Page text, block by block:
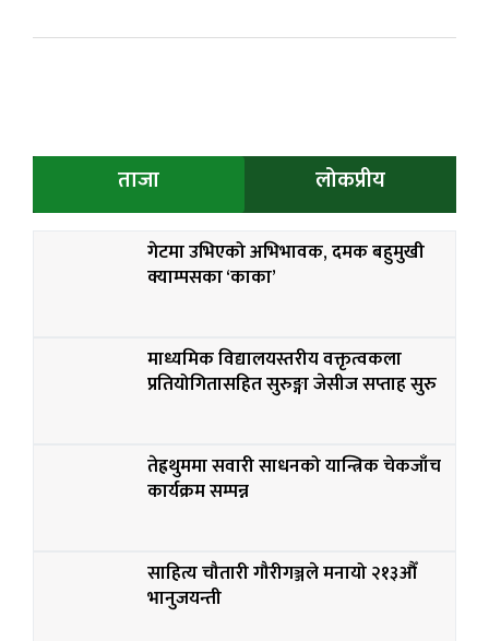
ताजा लोकप्रीय
गेटमा उभिएको अभिभावक, दमक बहुमुखी
क्याम्पसका ‘काका’
माध्यमिक विद्यालयस्तरीय वक्तृत्वकला
प्रतियोगितासहित सुरुङ्गा जेसीज सप्ताह सुरु
तेह्रथुममा सवारी साधनको यान्त्रिक चेकजाँच
कार्यक्रम सम्पन्न
साहित्य चौतारी गौरीगञ्जले मनायो २१३औँ
भानुजयन्ती